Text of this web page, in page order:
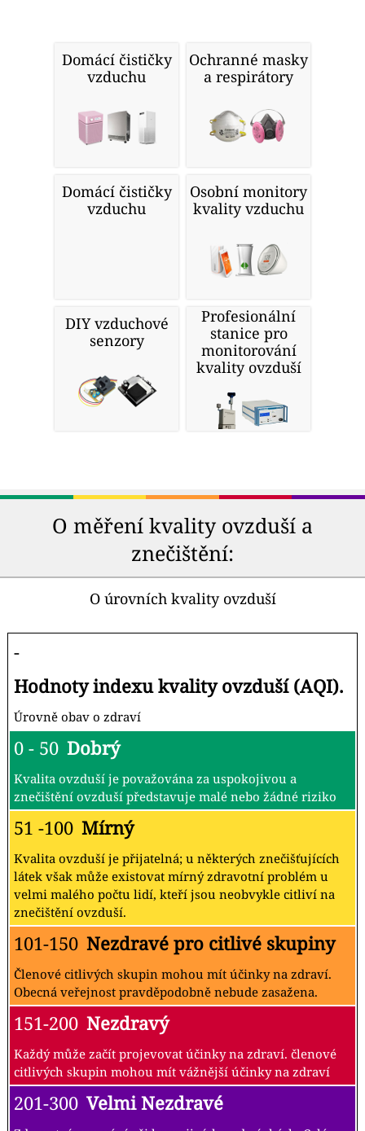
Domácí čističky
vzduchu
Ochranné masky
a respirátory
Domácí čističky
vzduchu
Osobní monitory
kvality vzduchu
DIY vzduchové
senzory
Profesionální
stanice pro
monitorování
kvality ovzduší
O měření kvality ovzduší a
znečištění:
O úrovních kvality ovzduší
-
Hodnoty indexu kvality ovzduší (AQI).
Úrovně obav o zdraví
0 - 50 Dobrý
Kvalita ovzduší je považována za uspokojivou a
znečištění ovzduší představuje malé nebo žádné riziko
51 -100 Mírný
Kvalita ovzduší je přijatelná; u některých znečišťujících
látek však může existovat mírný zdravotní problém u
velmi malého počtu lidí, kteří jsou neobvykle citliví na
znečištění ovzduší.
101-150 Nezdravé pro citlivé skupiny
Členové citlivých skupin mohou mít účinky na zdraví.
Obecná veřejnost pravděpodobně nebude zasažena.
151-200 Nezdravý
Každý může začít projevovat účinky na zdraví. členové
citlivých skupin mohou mít vážnější účinky na zdraví
201-300 Velmi Nezdravé